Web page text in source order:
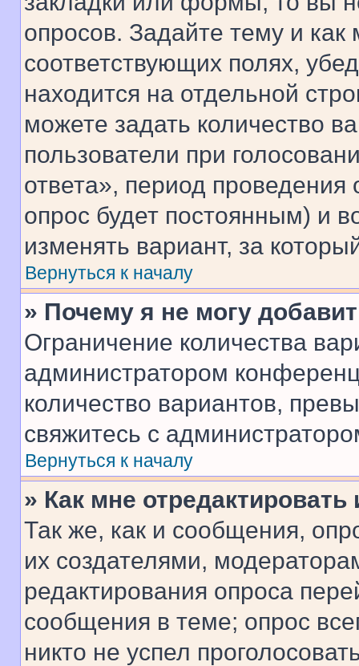
опросов. Задайте тему и
соответствующих полях,
находится на отдельной
можете задать количество
пользователи при
ответа», период проведения
опрос будет постоянным) и
изменять вариант, за
Вернуться к началу
» Почему я не могу
Ограничение количества
администратором
количество вариантов,
свяжитесь с
Вернуться к началу
» Как мне
Так же, как и сообщения,
их создателями,
редактирования опроса
сообщения в теме; опрос
никто не успел